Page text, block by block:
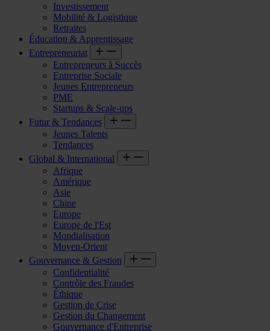
Investissement
Mobilité & Logistique
Retraites
Éducation & Apprentissage
Entrepreneuriat
Entrepreneurs à Succès
Entreprise Sociale
Jeunes Entrepreneurs
PME
Startups & Scale-ups
Futur & Tendances
Jeunes Talents
Tendances
Global & International
Afrique
Amérique
Asie
Chine
Europe
Europe de l'Est
Mondialisation
Moyen-Orient
Gouvernance & Gestion
Confidentialité
Contrôle des Fraudes
Éthique
Gestion de Crise
Gestion du Changement
Gouvernance d'Entreprise